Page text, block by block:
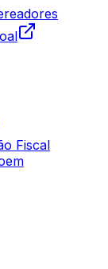
Fiscal
em